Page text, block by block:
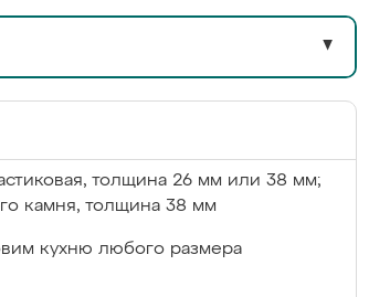
▼
толщина 26 мм или 38 мм;
камня, толщина 38 мм
кухню любого размера